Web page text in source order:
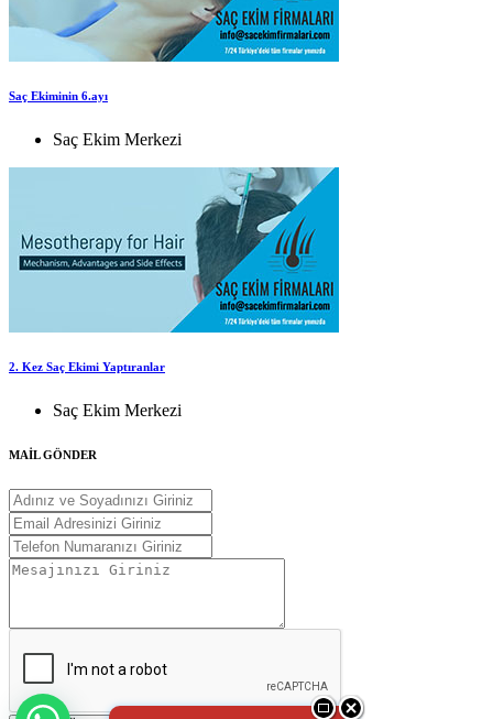
Saç Ekiminin 6.ayı
Saç Ekim Merkezi
2. Kez Saç Ekimi Yaptıranlar
Saç Ekim Merkezi
MAİL GÖNDER